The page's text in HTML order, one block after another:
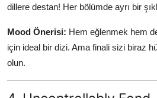
dillere destan! Her bölümde ayrı bir
Mood Önerisi: Hem eğlenmek hem
için ideal bir dizi. Ama finali sizi biraz
olun.